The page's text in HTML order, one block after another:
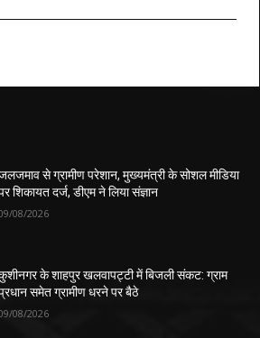
से ग्रामीण परेशान, मुख्यमंत्री के सोशल मीडिया
शिकायत दर्ज, डीएम ने लिया संज्ञान
08/2026
के शाहपुर खलवापट्टी में बिजली संकट: ग्राम
समेत ग्रामीण धरने पर बैठे
08/2026